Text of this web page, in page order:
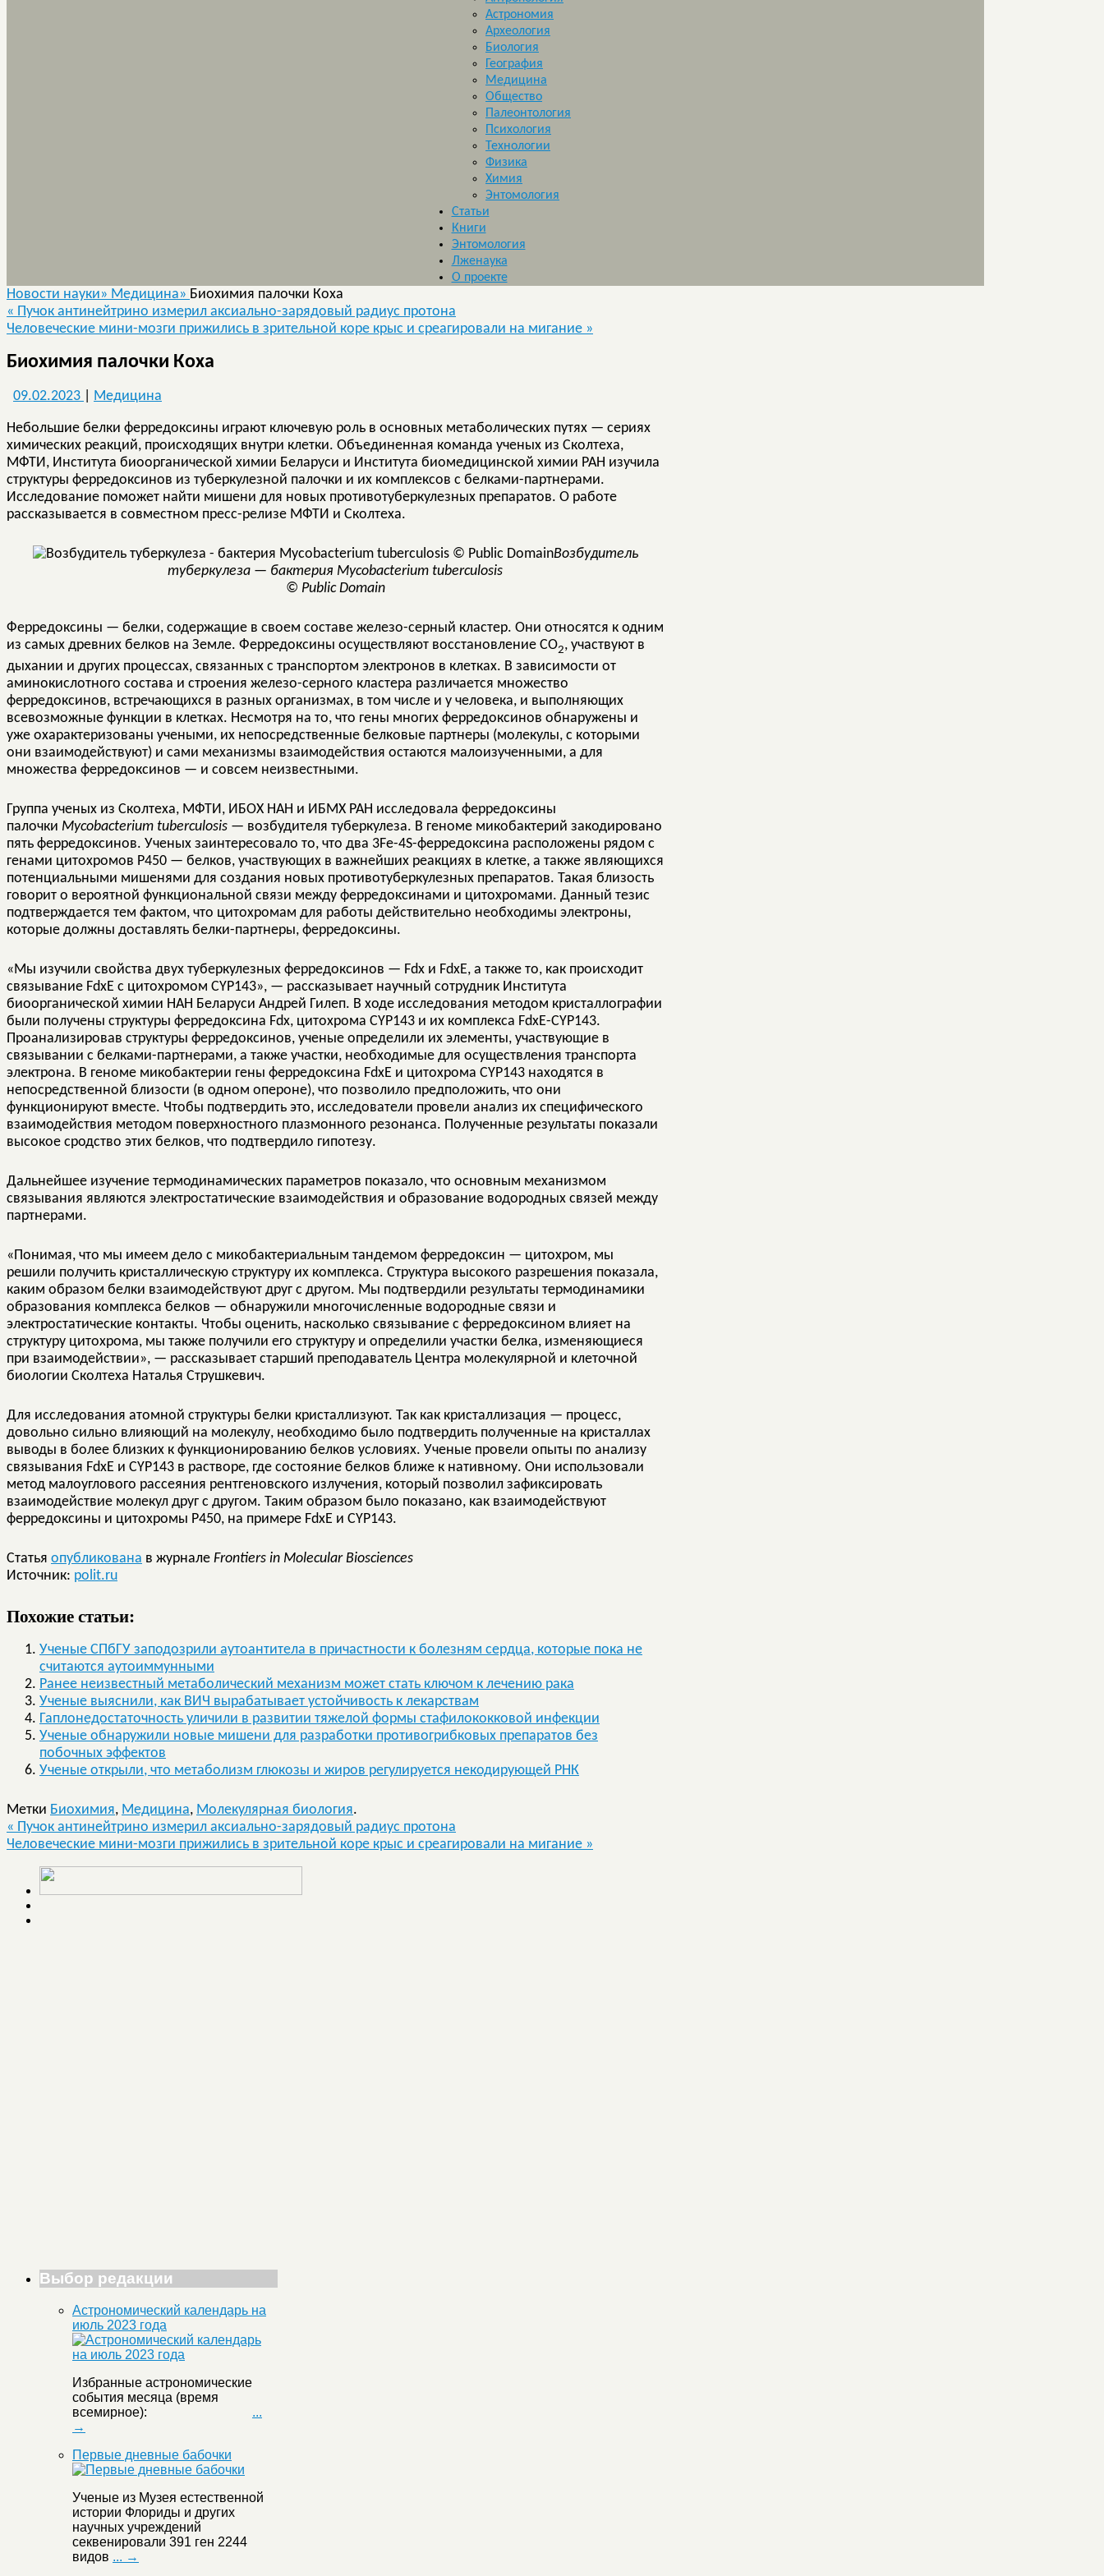
Астрономия
Археология
Биология
География
Медицина
Общество
Палеонтология
Психология
Технологии
Физика
Химия
Энтомология
Статьи
Книги
Энтомология
Лженаука
О проекте
Новости науки» Медицина» Биохимия палочки Коха
« Пучок антинейтрино измерил аксиально-зарядовый радиус протона
Человеческие мини-мозги прижились в зрительной коре крыс и среагировали на мигание »
Биохимия палочки Коха
09.02.2023 Медицина
Небольшие белки ферредоксины играют ключевую роль в основных метаболических путях — сериях
химических реакций, происходящих внутри клетки. Объединенная команда ученых из Сколтеха,
МФТИ, Института биоорганической химии Беларуси и Института биомедицинской химии РАН изучила
структуры ферредоксинов из туберкулезной палочки и их комплексов с белками-партнерами.
Исследование поможет найти мишени для новых противотуберкулезных препаратов. О работе
рассказывается в совместном пресс-релизе МФТИ и Сколтеха.
Возбудитель
туберкулеза — бактерия Mycobacterium tuberculosis
© Public Domain
Ферредоксины — белки, содержащие в своем составе железо-серный кластер. Они относятся к одним
из самых древних белков на Земле. Ферредоксины осуществляют восстановление CO2, участвуют в
дыхании и других процессах, связанных с транспортом электронов в клетках. В зависимости от
аминокислотного состава и строения железо-серного кластера различается множество
ферредоксинов, встречающихся в разных организмах, в том числе и у человека, и выполняющих
всевозможные функции в клетках. Несмотря на то, что гены многих ферредоксинов обнаружены и
уже охарактеризованы учеными, их непосредственные белковые партнеры (молекулы, с которыми
они взаимодействуют) и сами механизмы взаимодействия остаются малоизученными, а для
множества ферредоксинов — и совсем неизвестными.
Группа ученых из Сколтеха, МФТИ, ИБОХ НАН и ИБМХ РАН исследовала ферредоксины
палочки Mycobacterium tuberculosis — возбудителя туберкулеза. В геноме микобактерий закодировано
пять ферредоксинов. Ученых заинтересовало то, что два 3Fe-4S-ферредоксина расположены рядом с
генами цитохромов Р450 — белков, участвующих в важнейших реакциях в клетке, а также являющихся
потенциальными мишенями для создания новых противотуберкулезных препаратов. Такая близость
говорит о вероятной функциональной связи между ферредоксинами и цитохромами. Данный тезис
подтверждается тем фактом, что цитохромам для работы действительно необходимы электроны,
которые должны доставлять белки-партнеры, ферредоксины.
«Мы изучили свойства двух туберкулезных ферредоксинов — Fdx и FdxE, а также то, как происходит
связывание FdxE с цитохромом CYP143», — рассказывает научный сотрудник Института
биоорганической химии НАН Беларуси Андрей Гилеп. В ходе исследования методом кристаллографии
были получены структуры ферредоксина Fdx, цитохрома CYP143 и их комплекса FdxE-CYP143.
Проанализировав структуры ферредоксинов, ученые определили их элементы, участвующие в
связывании с белками-партнерами, а также участки, необходимые для осуществления транспорта
электрона. В геноме микобактерии гены ферредоксина FdxE и цитохрома CYP143 находятся в
непосредственной близости (в одном опероне), что позволило предположить, что они
функционируют вместе. Чтобы подтвердить это, исследователи провели анализ их специфического
взаимодействия методом поверхностного плазмонного резонанса. Полученные результаты показали
высокое сродство этих белков, что подтвердило гипотезу.
Дальнейшее изучение термодинамических параметров показало, что основным механизмом
связывания являются электростатические взаимодействия и образование водородных связей между
партнерами.
«Понимая, что мы имеем дело с микобактериальным тандемом ферредоксин — цитохром, мы
решили получить кристаллическую структуру их комплекса. Структура высокого разрешения показала,
каким образом белки взаимодействуют друг с другом. Мы подтвердили результаты термодинамики
образования комплекса белков — обнаружили многочисленные водородные связи и
электростатические контакты. Чтобы оценить, насколько связывание с ферредоксином влияет на
структуру цитохрома, мы также получили его структуру и определили участки белка, изменяющиеся
при взаимодействии», — рассказывает старший преподаватель Центра молекулярной и клеточной
биологии Сколтеха Наталья Струшкевич.
Для исследования атомной структуры белки кристаллизуют. Так как кристаллизация — процесс,
довольно сильно влияющий на молекулу, необходимо было подтвердить полученные на кристаллах
выводы в более близких к функционированию белков условиях. Ученые провели опыты по анализу
связывания FdxE и CYP143 в растворе, где состояние белков ближе к нативному. Они использовали
метод малоуглового рассеяния рентгеновского излучения, который позволил зафиксировать
взаимодействие молекул друг с другом. Таким образом было показано, как взаимодействуют
ферредоксины и цитохромы Р450, на примере FdxE и CYP143.
Статья опубликована в журнале Frontiers in Molecular Biosciences
Источник: polit.ru
Похожие статьи:
Ученые СПбГУ заподозрили аутоантитела в причастности к болезням сердца, которые пока не
считаются аутоиммунными
Ранее неизвестный метаболический механизм может стать ключом к лечению рака
Ученые выяснили, как ВИЧ вырабатывает устойчивость к лекарствам
Гаплонедостаточность уличили в развитии тяжелой формы стафилококковой инфекции
Ученые обнаружили новые мишени для разработки противогрибковых препаратов без
побочных эффектов
Ученые открыли, что метаболизм глюкозы и жиров регулируется некодирующей РНК
Метки Биохимия, Медицина, Молекулярная биология.
« Пучок антинейтрино измерил аксиально-зарядовый радиус протона
Человеческие мини-мозги прижились в зрительной коре крыс и среагировали на мигание »
Выбор редакции
Астрономический календарь на
июль 2023 года
Избранные астрономические
события месяца (время
всемирное): ...
→
Первые дневные бабочки
Ученые из Музея естественной
истории Флориды и других
научных учреждений
секвенировали 391 ген 2244
видов ... →